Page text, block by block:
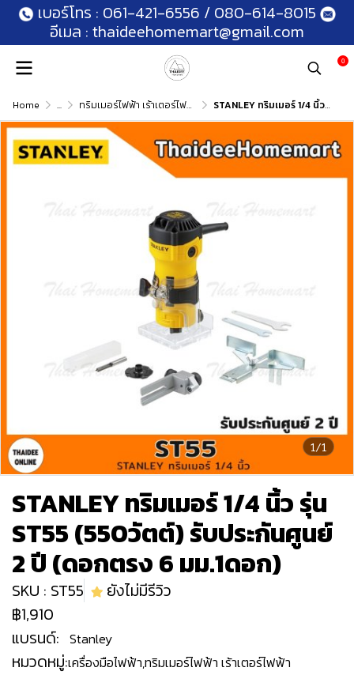
เบอร์โทร : 061-421-6556 / 080-614-8015
อีเมล : thaideehomemart@gmail.com
0
Home ... ทริมเมอร์ไฟฟ้า เร้าเตอร์ไฟฟ้า STANLEY ทริมเมอร์ 1/4 นิ้ว รุ่น ST55 (550วัตต์) รับประกันศูนย์ 2 ปี (ดอกตรง 6 มม.1ดอก)
1/1
STANLEY ทริมเมอร์ 1/4 นิ้ว รุ่น
ST55 (550วัตต์) รับประกันศูนย์
2 ปี (ดอกตรง 6 มม.1ดอก)
SKU : ST55
ยังไม่มีรีวิว
฿1,910
แบรนด์: Stanley
หมวดหมู่:เครื่องมือไฟฟ้า,ทริมเมอร์ไฟฟ้า เร้าเตอร์ไฟฟ้า